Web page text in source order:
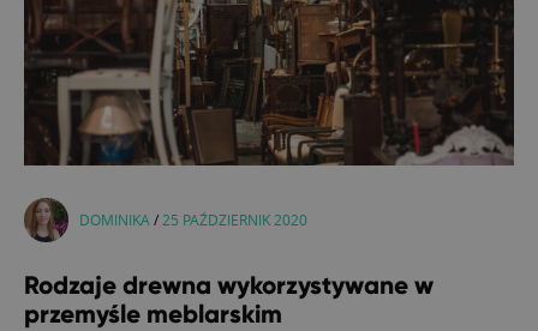
DOMINIKA / 25 PAŹDZIERNIK 2020
Rodzaje drewna wykorzystywane w
przemyśle meblarskim